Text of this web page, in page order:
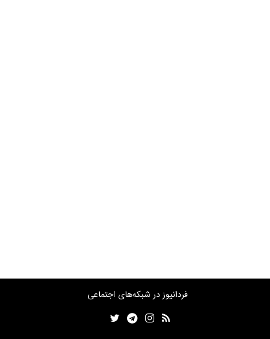
فردانیوز در شبکه‌های اجتماعی